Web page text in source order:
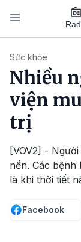
Nhảy đến nội dung
Sức khỏe
Nhiều
viện
trị
[VOV2] -
nền. Các
là khi thời tiết
Facebook